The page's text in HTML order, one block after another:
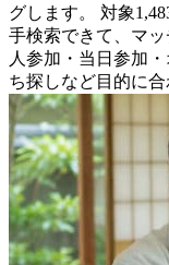
グします。 対象
手検索できて、マ
人参加・当日参加
ち探しなど目的に